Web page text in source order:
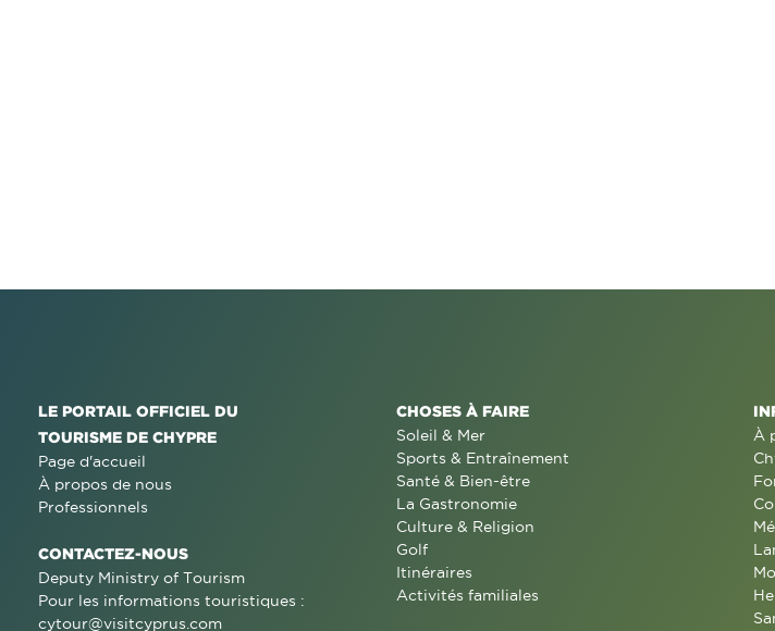
LE PORTAIL OFFICIEL DU
TOURISME DE CHYPRE
Page d'accueil
À propos de nous
Professionnels
CONTACTEZ-NOUS
Deputy Ministry of Tourism
Pour les informations touristiques :
cytour@visitcyprus.com
CHOSES À FAIRE
Soleil & Mer
Sports & Entraînement
Santé & Bien-être
La Gastronomie
Culture & Religion
Golf
Itinéraires
Activités familiales
À